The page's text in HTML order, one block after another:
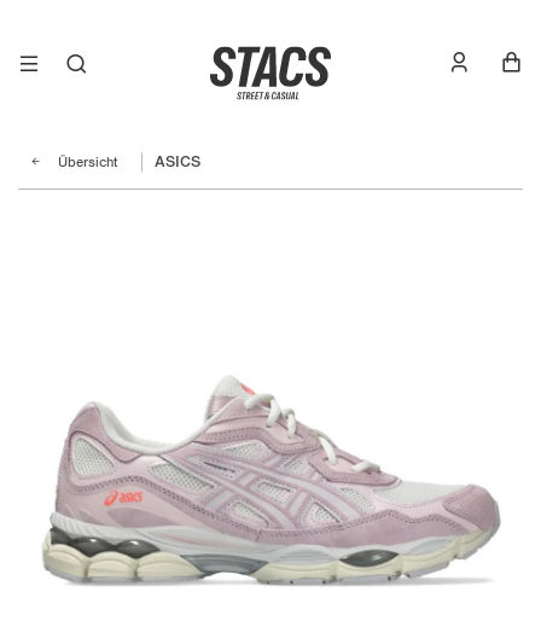
Übersicht ASICS